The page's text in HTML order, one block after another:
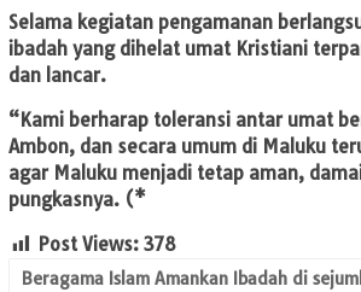
Selama kegiatan pengamanan
ibadah yang dihelat umat Kristiani
dan lancar.
“Kami berharap toleransi antar umat
Ambon, dan secara umum di Maluku
agar Maluku menjadi tetap aman,
pungkasnya. (*
Post Views: 378
Beragama Islam Amankan Ibadah di